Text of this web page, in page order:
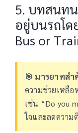
5. บทสนทน
อยู่บนรถโด
Bus or
🎯 มารยาทส
ความช่วยเหลื
เช่น “Do you
ใจและลดความ